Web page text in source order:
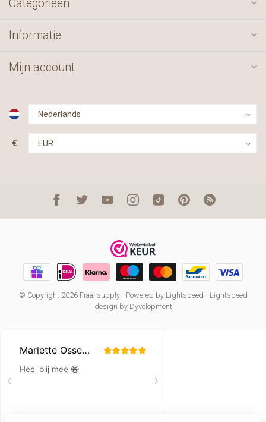
Categorieën
Informatie
Mijn account
€
© Copyright 2026 Fraai supply- Powered by Lightspeed - Lightspeed
design by Dyvelopment